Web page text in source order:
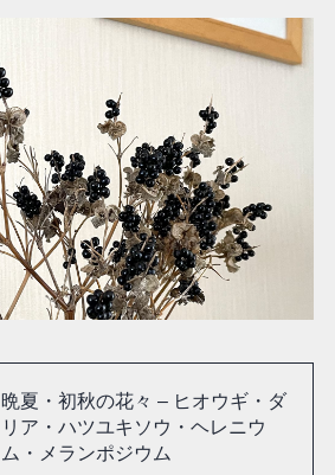
晩夏・初秋の花々 – ヒオウギ・ダ
リア・ハツユキソウ・ヘレニウ
ム・メランポジウム